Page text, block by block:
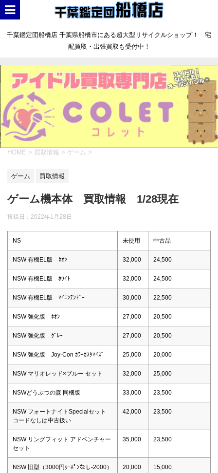
千葉鑑定団船橋店 千葉県船橋市にある超大型リサイクルショップ！ 宅
配買取・出張買取も受付中！
HOME > 買取情報 > ゲーム >
ゲーム 買取情報
ゲーム機本体 買取情報 1/28現在
投稿日： 2022年1月28日
NS 未使用 中古品
NSW 有機EL版 ﾈｵﾝ 32,000 24,500
NSW 有機EL版 ﾎﾜｲﾄ 32,000 24,500
NSW 有機EL版 ﾏｲﾆﾝﾃﾝﾄﾞｰ 30,000 22,500
NSW 強化版 ﾈｵﾝ 27,000 20,500
NSW 強化版 ｸﾞﾚｰ 27,000 20,500
NSW 強化版 Joy-Con ｶﾗｰｶｽﾀﾏｲｽﾞ 25,000 20,000
NSW マリオレッド×ブルー セット 32,000 25,000
NSWどうぶつの森 同梱版 33,000 23,500
NSW フォートナイトSpecialセット
コードなしは中古扱い
42,000 23,500
NSW リングフィット アドベンチャー
セット
35,000 23,500
NSW 旧型（3000円ｸｰﾎﾟﾝなし-2000） 20,000 15,000